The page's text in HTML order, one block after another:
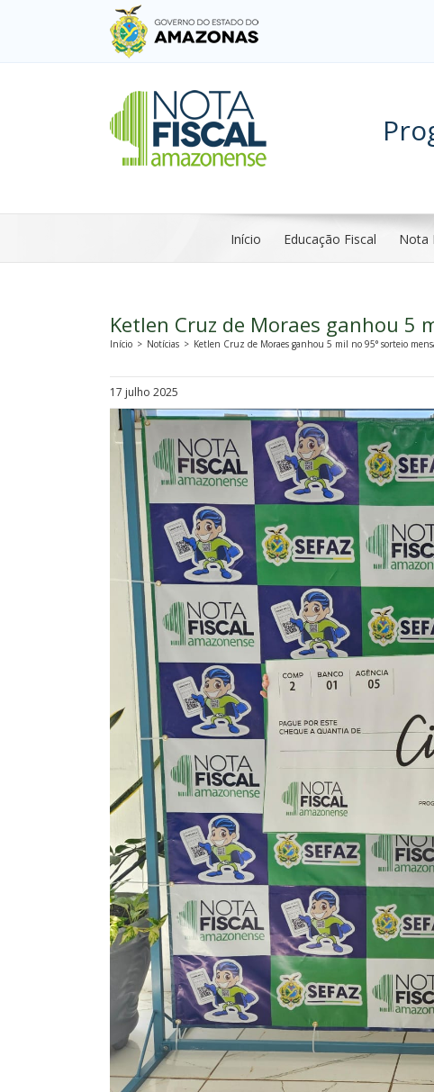
Início Educação Fiscal Nota
Ketlen Cruz de Moraes ganhou 5
Início > Notícias > Ketlen Cruz de Moraes ganhou 5 mil no 95° sorteio
17 julho 2025